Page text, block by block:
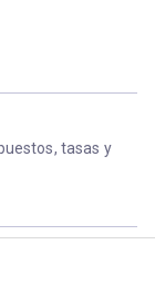
tasas y